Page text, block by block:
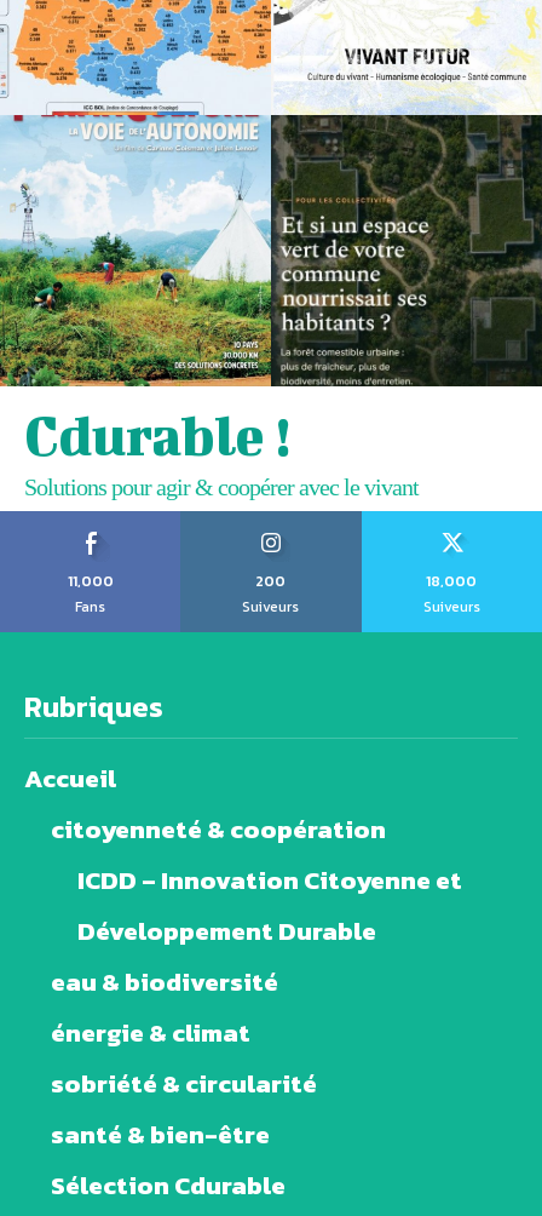
Cdurable !
Solutions pour agir & coopérer avec le vivant
11,000
Fans
200
Suiveurs
18,000
Suiveurs
Rubriques
Accueil
citoyenneté & coopération
ICDD – Innovation Citoyenne et
Développement Durable
eau & biodiversité
énergie & climat
sobriété & circularité
santé & bien-être
Sélection Cdurable